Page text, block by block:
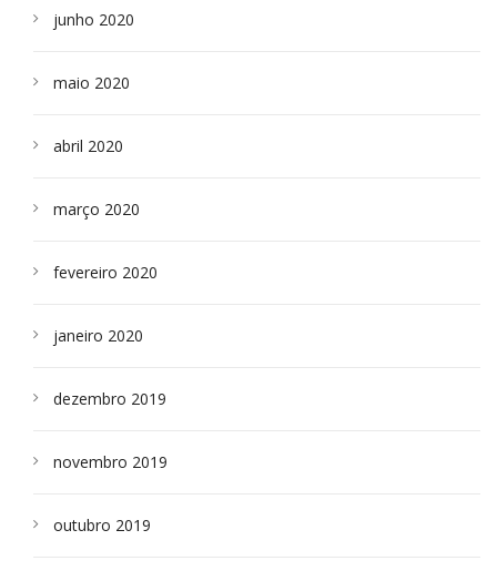
junho 2020
maio 2020
abril 2020
março 2020
fevereiro 2020
janeiro 2020
dezembro 2019
novembro 2019
outubro 2019